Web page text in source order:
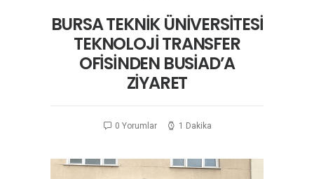
BURSA TEKNİK ÜNİVERSİTESİ
TEKNOLOJİ TRANSFER
OFİSİNDEN BUSİAD’A
ZİYARET
0 Yorumlar 1 Dakika